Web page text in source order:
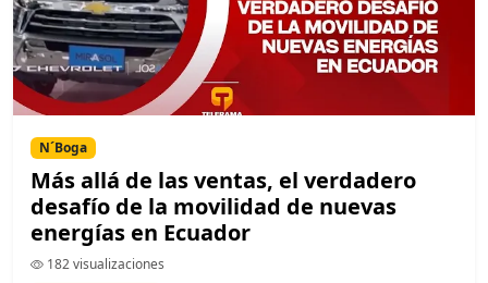
N´Boga
Más allá de las ventas, el verdadero
desafío de la movilidad de nuevas
energías en Ecuador
182 visualizaciones